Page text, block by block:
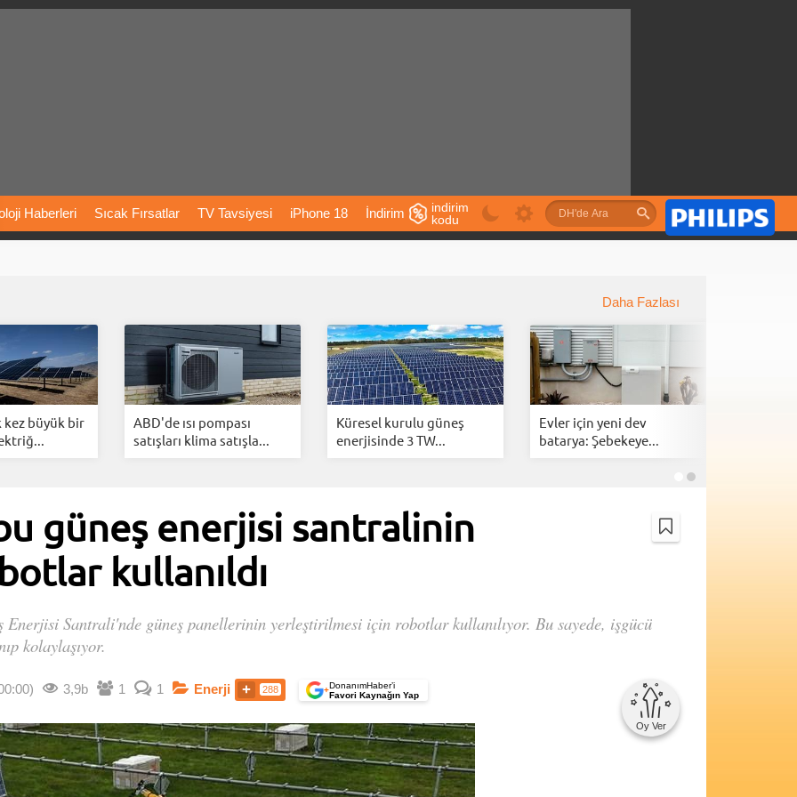
Haberleri Sıcak Fırsatlar TV Tavsiyesi iPhone 18 İndirim
Dondurma İnstagram Çöktü Mü
indirim
kodu
Daha Fazlası
kez büyük bir
ABD'de ısı pompası
satışları klima satışla...
Küresel kurulu güneş
enerjisinde 3 TW...
Evler için yeni dev
batarya: Şebekeye...
güneş enerjisi santralinin
kullanıldı
Enerjisi Santrali'nde güneş panellerinin yerleştirilmesi için robotlar kullanılıyor. Bu sayede, işgücü
kolaylaşıyor.
3,9b 1 1 Enerji 288 +DonanımHaber’i
Favori Kaynağın Yap
Oy Ver